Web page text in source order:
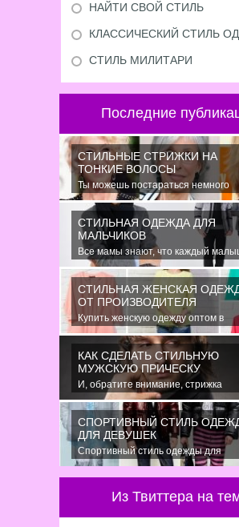
НАЙТИ СВОЙ СТИЛЬ
КЛАССИЧЕСКИЙ СТИЛЬ
СТИЛЬ МИЛИТАРИ
Последние
СТИЛЬНЫЕ СТРИЖКИ НА
ТОНКИЕ ВОЛОСЫ
Ты можешь постараться немного
уплотнить свои тонкие волосы с
помощью специальных...
СТИЛЬНАЯ ОДЕЖДА ДЛЯ
МАЛЬЧИКОВ
Все мамы знают, что каждый
индивидуальный. И проявлять эту
индивидуальность...
СТИЛЬНАЯ ЖЕНСКАЯ
ОТ ПРОИЗВОДИТЕЛЯ
Купить женскую одежду оптом в
Украине можно повсеместно.
ли это...
КАК СДЕЛАТЬ СТИЛЬНУЮ
МУЖСКУЮ ПРИЧЕСКУ
И, обратите внимание, стрижка
«британка» похожа на другую
родственную стрижку...
СПОРТИВНЫЙ СТИЛЬ
ДЛЯ ДЕВУШЕК
Спортивный стиль одежды для
девушек 2016 — одно из самых
модных направлений...
Из Твиттера на